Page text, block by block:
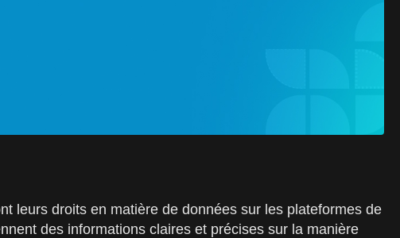
leurs droits en matière de données sur les plateformes de
des informations claires et précises sur la manière